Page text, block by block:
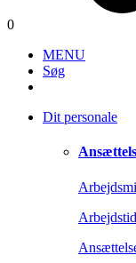
0
MENU
Søg
Dit personale
Arbejdstid